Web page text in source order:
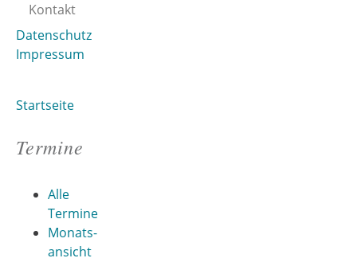
Kontakt
Datenschutz
Impressum
Startseite
Termine
Alle
Termine
Monats-
ansicht